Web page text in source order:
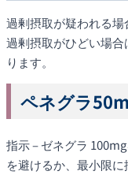
過剰摂取が疑われる場
過剰摂取がひどい場
ります。
ペネグラ
指示 – ゼネグラ
を避けるか、最小限に